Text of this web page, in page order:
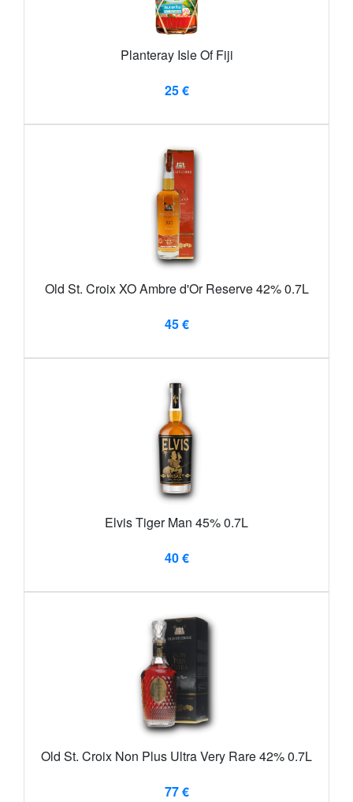
Planteray Isle Of Fiji
25 €
Old St. Croix XO Ambre d'Or Reserve 42% 0.7L
45 €
Elvis Tiger Man 45% 0.7L
40 €
Old St. Croix Non Plus Ultra Very Rare 42% 0.7L
77 €